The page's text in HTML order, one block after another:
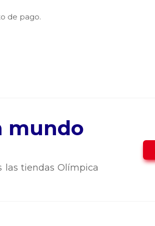
de pago.
mundo
las tiendas Olímpica